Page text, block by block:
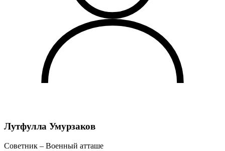
Лутфулла Умурзаков
Советник – Военный атташе